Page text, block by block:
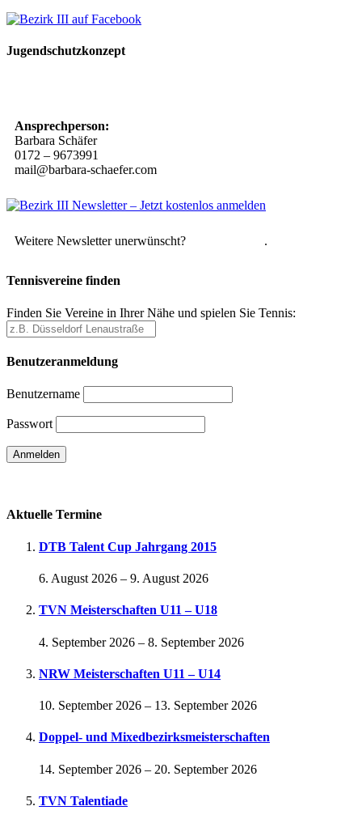
Jugendschutzkonzept
Ansprechperson:
Barbara Schäfer
0172 – 9673991
mail@barbara-schaefer.com
Weitere Newsletter unerwünscht? .
Tennisvereine finden
Finden Sie Vereine in Ihrer Nähe und spielen Sie Tennis:
Benutzeranmeldung
Benutzername
Passwort
Aktuelle Termine
DTB Talent Cup Jahrgang 2015
6. August 2026 – 9. August 2026
TVN Meisterschaften U11 – U18
4. September 2026 – 8. September 2026
NRW Meisterschaften U11 – U14
10. September 2026 – 13. September 2026
Doppel- und Mixedbezirksmeisterschaften
14. September 2026 – 20. September 2026
TVN Talentiade